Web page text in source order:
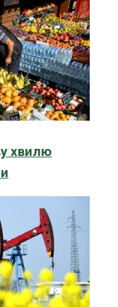
хвилю